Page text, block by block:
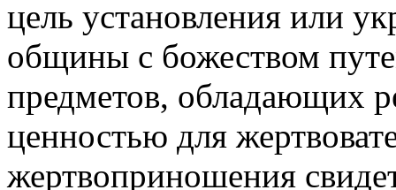
цель установления или
общины с божеством
предметов, обладающих
ценностью для
жертвоприношения